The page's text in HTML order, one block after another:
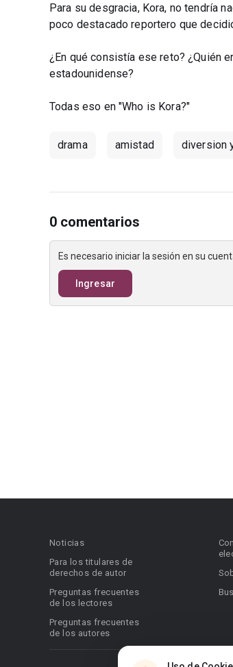
Para su desgracia, Kora, no tendría
poco destacado reportero que
¿En qué consistía ese reto? ¿Quién
estadounidense?
Todas eso en "Who is Kora?"
drama amistad diversion
0 comentarios
Es necesario iniciar la sesión en su
Ingresar
Noticias
Para los titulares de
derechos de autor
Preguntas frecuentes
de los lectores
Preguntas frecuentes
de los autores